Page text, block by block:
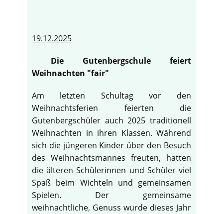
19.12.2025
Die Gutenbergschule feiert
Weihnachten "fair"
Am letzten Schultag vor den
Weihnachtsferien feierten die
Gutenbergschüler auch 2025 traditionell
Weihnachten in ihren Klassen. Während
sich die jüngeren Kinder über den Besuch
des Weihnachtsmannes freuten, hatten
die älteren Schülerinnen und Schüler viel
Spaß beim Wichteln und gemeinsamen
Spielen. Der gemeinsame
weihnachtliche, Genuss wurde dieses Jahr